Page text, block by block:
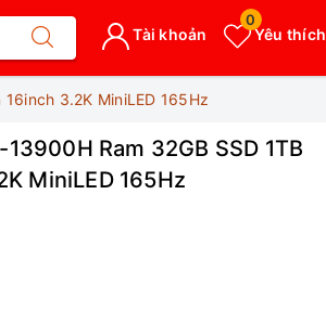
Yêu thích
0
Tài khoản
3.2K MiniLED 165Hz
Ram 32GB SSD 1TB
MiniLED 165Hz